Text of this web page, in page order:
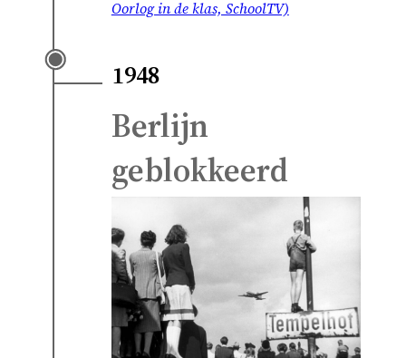
Oorlog in de klas, SchoolTV)
1948
Berlijn
geblokkeerd